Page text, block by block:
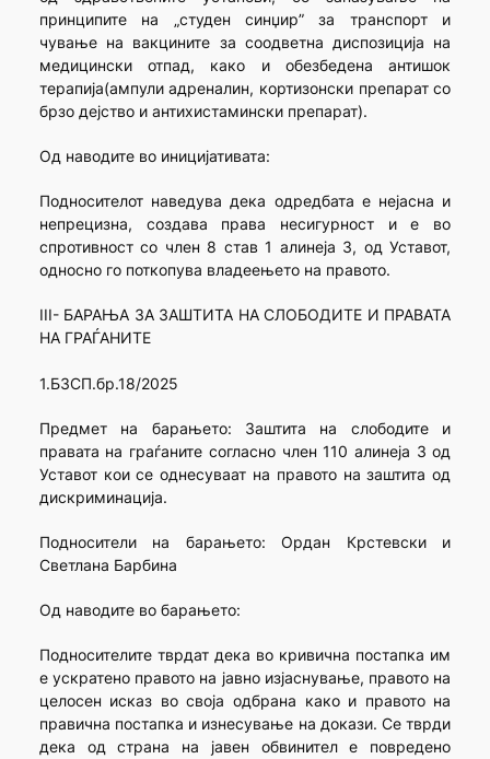
принципите на „студен синџир” за транспорт и
чување на вакцините за соодветна диспозиција на
медицински отпад, како и обезбедена антишок
терапија(ампули адреналин, кортизонски препарат со
брзо дејство и антихистамински препарат).
Од наводите во иницијативата:
Подносителот наведува дека одредбата е нејасна и
непрецизна, создава права несигурност и е во
спротивност со член 8 став 1 алинеја 3, од Уставот,
односно го поткопува владеењето на правото.
III- БАРАЊА ЗА ЗАШТИТА НА СЛОБОДИТЕ И ПРАВАТА
НА ГРАЃАНИТЕ
1.БЗСП.бр.18/2025
Предмет на барањето: Заштита на слободите и
правата на граѓаните согласно член 110 алинеја 3 од
Уставот кои се однесуваат на правото на заштита од
дискриминација.
Подносители на барањето: Ордан Крстевски и
Светлана Барбина
Од наводите во барањето:
Подносителите тврдат дека во кривична постапка им
е ускратено правото на јавно изјаснување, правото на
целосен исказ во своја одбрана како и правото на
правична постапка и изнесување на докази. Се тврди
дека од страна на јавен обвинител е повредено